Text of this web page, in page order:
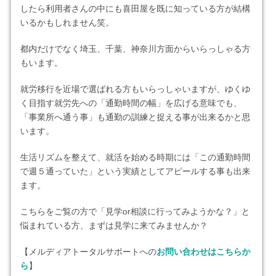
したら利用者さんの中にも喜田屋を既に知っている方が結構
いるかもしれません笑。
都内だけでなく埼玉、千葉、神奈川方面からいらっしゃる方
もいます。
就労移行を近場で選ばれる方もいらっしゃいますが、ゆくゆ
く目指す就労先への「通勤時間の幅」を広げる意味でも、
「事業所へ通う事」も通勤の訓練と捉える事が出来るかと思
います。
生活リズムを整えて、就活を始める時期には「この通勤時間
で週５通っていた」という実績としてアピールする事も出来
ます。
こちらをご覧の方で「見学or相談に行ってみようかな？」と
悩まれている方、まずは見学に来てみませんか？
【メルディアトータルサポートへのお問い合わせはこちらか
ら】